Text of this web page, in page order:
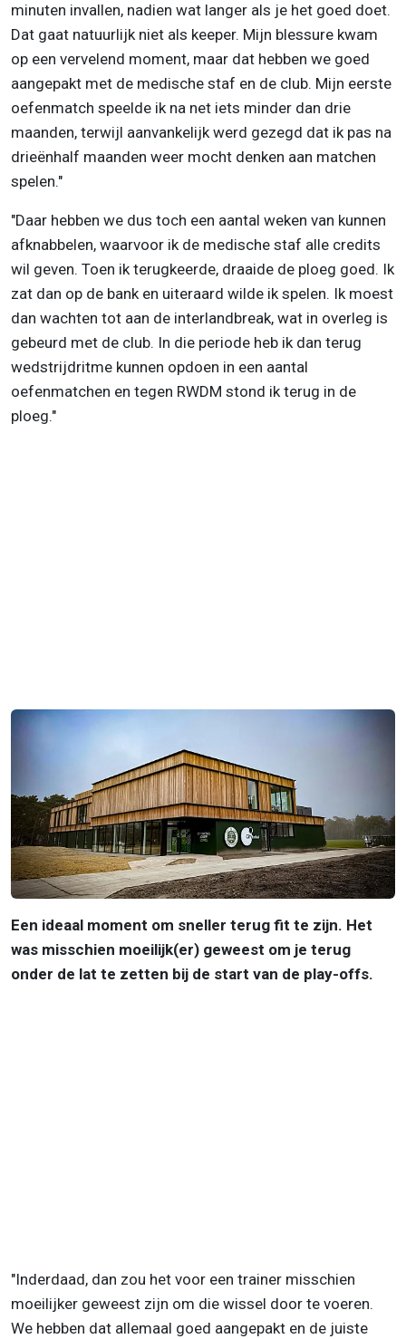
minuten invallen, nadien wat langer als je het goed doet.
Dat gaat natuurlijk niet als keeper. Mijn blessure kwam
op een vervelend moment, maar dat hebben we goed
aangepakt met de medische staf en de club. Mijn eerste
oefenmatch speelde ik na net iets minder dan drie
maanden, terwijl aanvankelijk werd gezegd dat ik pas na
drieënhalf maanden weer mocht denken aan matchen
spelen."
"Daar hebben we dus toch een aantal weken van kunnen
afknabbelen, waarvoor ik de medische staf alle credits
wil geven. Toen ik terugkeerde, draaide de ploeg goed. Ik
zat dan op de bank en uiteraard wilde ik spelen. Ik moest
dan wachten tot aan de interlandbreak, wat in overleg is
gebeurd met de club. In die periode heb ik dan terug
wedstrijdritme kunnen opdoen in een aantal
oefenmatchen en tegen RWDM stond ik terug in de
ploeg."
Een ideaal moment om sneller terug fit te zijn. Het
was misschien moeilijk(er) geweest om je terug
onder de lat te zetten bij de start van de play-offs.
"Inderdaad, dan zou het voor een trainer misschien
moeilijker geweest zijn om die wissel door te voeren.
We hebben dat allemaal goed aangepakt en de juiste